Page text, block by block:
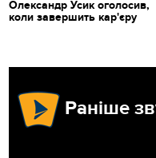
Олександр Усик оголосив,
коли завершить кар'єру
Раніше